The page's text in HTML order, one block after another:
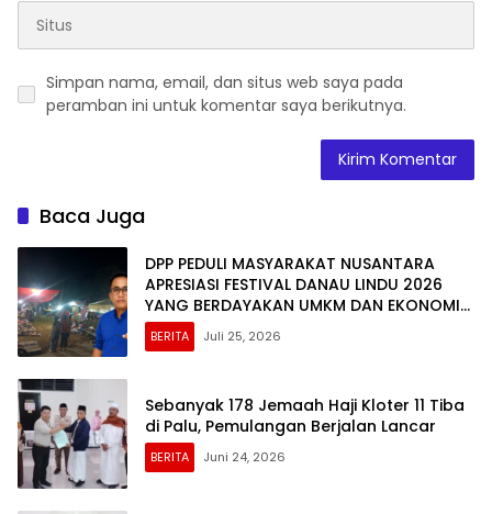
Simpan nama, email, dan situs web saya pada
peramban ini untuk komentar saya berikutnya.
Baca Juga
DPP PEDULI MASYARAKAT NUSANTARA
APRESIASI FESTIVAL DANAU LINDU 2026
YANG BERDAYAKAN UMKM DAN EKONOMI
KERAKYATAN
BERITA Juli 25, 2026
Sebanyak 178 Jemaah Haji Kloter 11 Tiba
di Palu, Pemulangan Berjalan Lancar
BERITA Juni 24, 2026